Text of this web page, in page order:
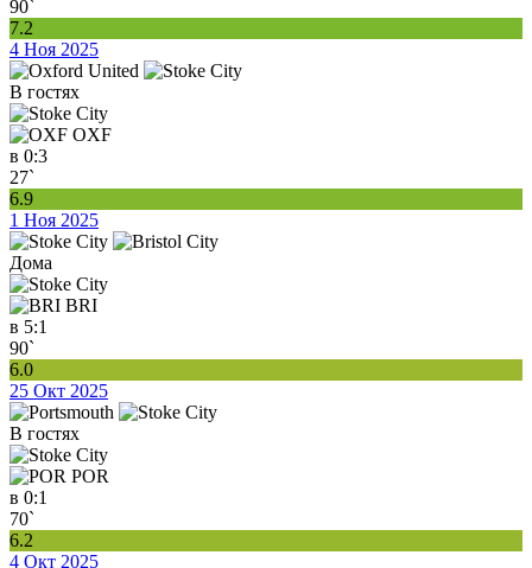
90`
7.2
4 Ноя 2025
В гостях
OXF
в 0:3
27`
6.9
1 Ноя 2025
Дома
BRI
в 5:1
90`
6.0
25 Окт 2025
В гостях
POR
в 0:1
70`
6.2
4 Окт 2025